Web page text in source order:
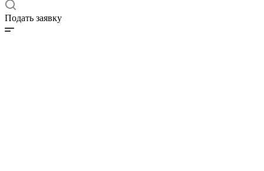
Подать заявку